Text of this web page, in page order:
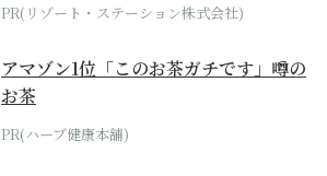
PR(リゾート・ステーション株式会社)
アマゾン1位「このお茶ガチです」噂の
お茶
PR(ハーブ健康本舗)